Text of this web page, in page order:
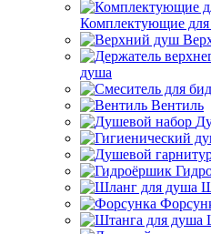
Комплектующие для
душа
Вентиль